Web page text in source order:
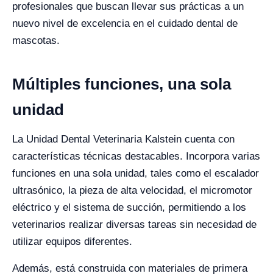
profesionales que buscan llevar sus prácticas a un
nuevo nivel de excelencia en el cuidado dental de
mascotas.
Múltiples funciones, una sola
unidad
La Unidad Dental Veterinaria Kalstein cuenta con
características técnicas destacables. Incorpora varias
funciones en una sola unidad, tales como el escalador
ultrasónico, la pieza de alta velocidad, el micromotor
eléctrico y el sistema de succión, permitiendo a los
veterinarios realizar diversas tareas sin necesidad de
utilizar equipos diferentes.
Además, está construida con materiales de primera